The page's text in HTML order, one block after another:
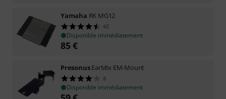
Yamaha RK MG12
42
Disponible immédiatement
85€
PresonusEarMix EM-Mount
8
Disponible immédiatement